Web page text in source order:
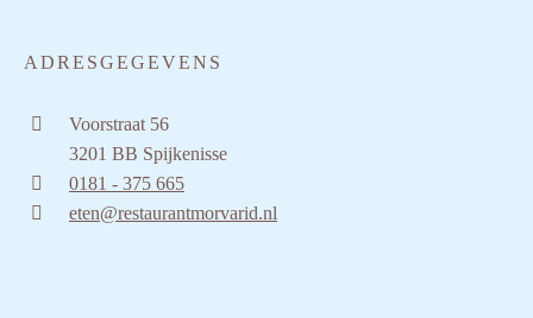
ADRESGEGEVENS
Voorstraat 56
3201 BB Spijkenisse
0181 - 375 665
eten@restaurantmorvarid.nl